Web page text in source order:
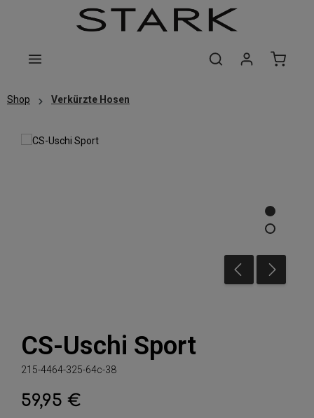
Zum Hauptinhalt springen
Shop Verkürzte Hosen
CS-Uschi Sport
215-4464-325-64c-38
Regulärer Preis:
59,95 €